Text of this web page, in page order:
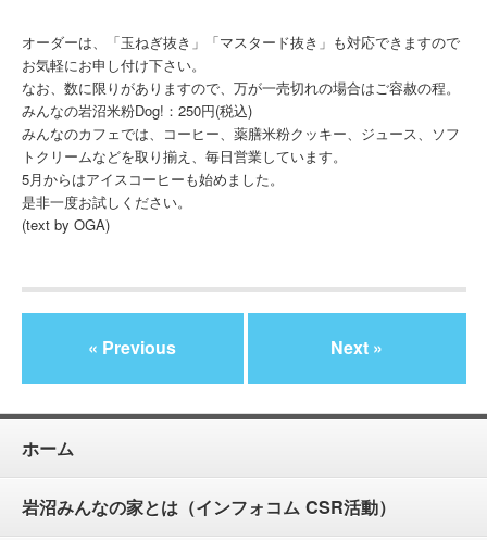
オーダーは、「玉ねぎ抜き」「マスタード抜き」も対応できますので
お気軽にお申し付け下さい。
なお、数に限りがありますので、万が一売切れの場合はご容赦の程。
みんなの岩沼米粉Dog!：250円(税込)
みんなのカフェでは、コーヒー、薬膳米粉クッキー、ジュース、ソフ
トクリームなどを取り揃え、毎日営業しています。
5月からはアイスコーヒーも始めました。
是非一度お試しください。
(text by OGA)
« Previous Next »
ホーム
岩沼みんなの家とは（インフォコム CSR活動）